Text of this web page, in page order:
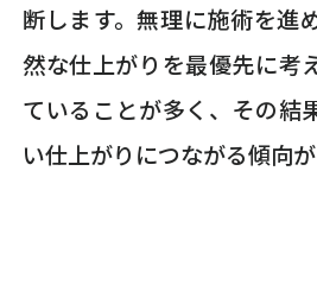
断します。無理に施術を進
然な仕上がりを最優先に考
ていることが多く、その結
い仕上がりにつながる傾向が